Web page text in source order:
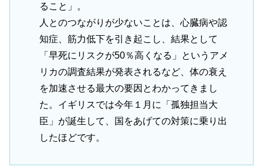
ること」。
人とのつながりが少ないことは、心臓病や認
知症、筋力低下を引き起こし、結果として
「早死にリスクが50％高くなる」というアメ
リカの調査結果が発表されるなど、体の衰え
を加速させる最大の要因とわかってきまし
た。イギリスでは今年１月に「孤独担当大
臣」が誕生して、国をあげての対策に乗り出
したほどです。